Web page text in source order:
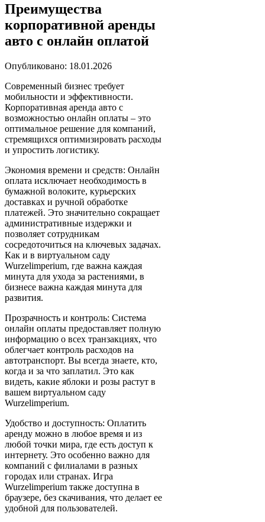
Преимущества
корпоративной аренды
авто с онлайн оплатой
Опубликовано: 18.01.2026
Современный бизнес требует
мобильности и эффективности.
Корпоративная аренда авто с
возможностью онлайн оплаты – это
оптимальное решение для компаний,
стремящихся оптимизировать расходы
и упростить логистику.
Экономия времени и средств: Онлайн
оплата исключает необходимость в
бумажной волоките, курьерских
доставках и ручной обработке
платежей. Это значительно сокращает
административные издержки и
позволяет сотрудникам
сосредоточиться на ключевых задачах.
Как и в виртуальном саду
Wurzelimperium, где важна каждая
минута для ухода за растениями, в
бизнесе важна каждая минута для
развития.
Прозрачность и контроль: Система
онлайн оплаты предоставляет полную
информацию о всех транзакциях, что
облегчает контроль расходов на
автотранспорт. Вы всегда знаете, кто,
когда и за что заплатил. Это как
видеть, какие яблоки и розы растут в
вашем виртуальном саду
Wurzelimperium.
Удобство и доступность: Оплатить
аренду можно в любое время и из
любой точки мира, где есть доступ к
интернету. Это особенно важно для
компаний с филиалами в разных
городах или странах. Игра
Wurzelimperium также доступна в
браузере, без скачивания, что делает ее
удобной для пользователей.